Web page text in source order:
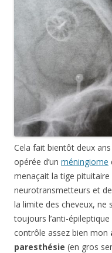
Cela fait bientôt deux
opérée d’un méningiome
menaçait la tige
neurotransmetteurs et
la limite des cheveux, ne
toujours l’anti-
contrôle assez bien mon
paresthésie (en gros